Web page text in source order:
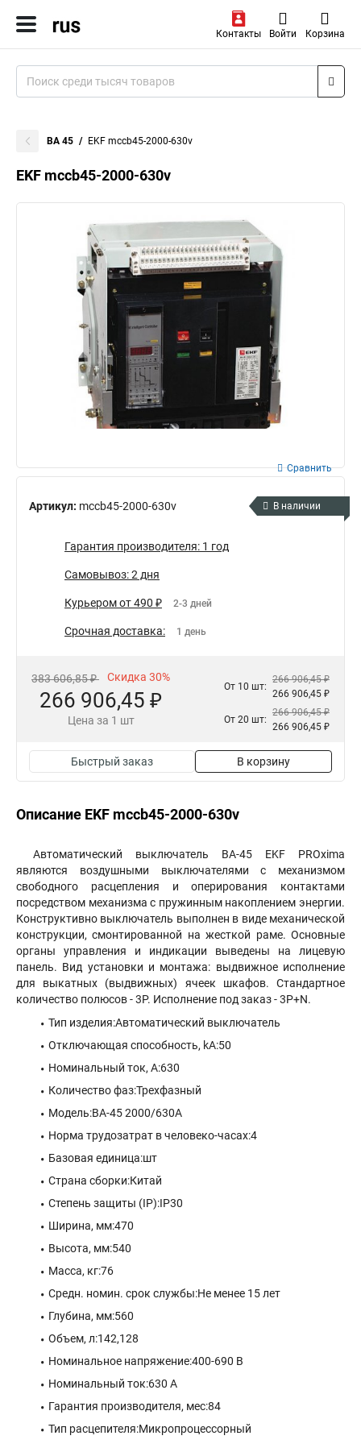
Контакты Войти Корзина
ВА 45 EKF mccb45-2000-630v
EKF mccb45-2000-630v
Артикул: mccb45-2000-630v
Сравнить
В наличии
Гарантия производителя: 1 год
Самовывоз: 2 дня
Курьером от 490 ₽ 2-3 дней
Срочная доставка: 1 день
383 606,85 ₽ Скидка 30%
266 906,45 ₽
Цена за 1 шт
От 10 шт:
266 906,45 ₽
266 906,45 ₽
От 20 шт:
266 906,45 ₽
266 906,45 ₽
Быстрый заказ В корзину
Описание EKF mccb45-2000-630v
Автоматический выключатель ВА-45 EKF PROxima
являются воздушными выключателями с механизмом
свободного расцепления и оперирования контактами
посредством механизма с пружинным накоплением энергии.
Конструктивно выключатель выполнен в виде механической
конструкции, смонтированной на жесткой раме. Основные
органы управления и индикации выведены на лицевую
панель. Вид установки и монтажа: выдвижное исполнение
для выкатных (выдвижных) ячеек шкафов. Стандартное
количество полюсов - 3P. Исполнение под заказ - 3P+N.
Тип изделия:Автоматический выключатель
Отключающая способность, kA:50
Номинальный ток, А:630
Количество фаз:Трехфазный
Модель:ВА-45 2000/630A
Норма трудозатрат в человеко-часах:4
Базовая единица:шт
Страна сборки:Китай
Степень защиты (IP):IP30
Ширина, мм:470
Высота, мм:540
Масса, кг:76
Средн. номин. срок службы:Не менее 15 лет
Глубина, мм:560
Объем, л:142,128
Номинальное напряжение:400-690 В
Номинальный ток:630 A
Гарантия производителя, мес:84
Тип расцепителя:Микропроцессорный